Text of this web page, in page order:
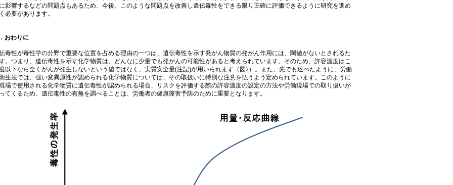
影響するなどの問題点もあるため、今後、このような問題点を改善し遺伝毒性をできる限り正確に評価できるように研究を進め
必要があります。
おわりに
毒性が毒性学の分野で重要な位置を占める理由の一つは、遺伝毒性を示す発がん物質の発がん作用には、閾値がないとされるた
。つまり、遺伝毒性を示す化学物質は、どんなに少量でも発がんの可能性があると考えられています。そのため、許容濃度はこ
以下なら全くがんが発生しないという値ではなく、実質安全量(注記)が用いられます（図2）。また、先でも述べたように、労働
生法では、強い変異原性が認められる化学物質については、その取扱いに特別な注意を払うよう定められています。このように
場で使用される化学物質に遺伝毒性が認められる場合、リスクを評価する際の許容濃度の設定の方法や労働現場での取り扱いが
てくるため、遺伝毒性の有無を調べることは、労働者の健康障害予防のために重要となります。